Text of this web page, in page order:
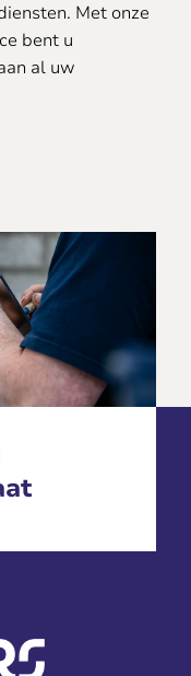
Met onze
bent u
al uw